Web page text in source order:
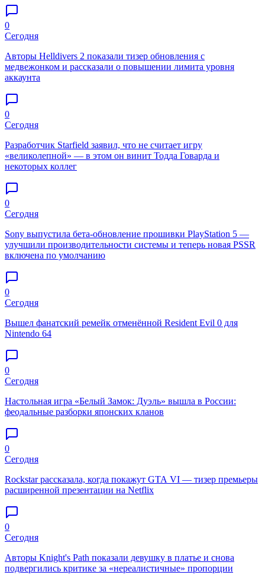
0
Сегодня
Авторы Helldivers 2 показали тизер обновления с
медвежонком и рассказали о повышении лимита уровня
аккаунта
0
Сегодня
Разработчик Starfield заявил, что не считает игру
«великолепной» — в этом он винит Тодда Говарда и
некоторых коллег
0
Сегодня
Sony выпустила бета-обновление прошивки PlayStation 5 —
улучшили производительности системы и теперь новая PSSR
включена по умолчанию
0
Сегодня
Вышел фанатский ремейк отменённой Resident Evil 0 для
Nintendo 64
0
Сегодня
Настольная игра «Белый Замок: Дуэль» вышла в России:
феодальные разборки японских кланов
0
Сегодня
Rockstar рассказала, когда покажут GTA VI — тизер премьеры
расширенной презентации на Netflix
0
Сегодня
Авторы Knight's Path показали девушку в платье и снова
подвергились критике за «нереалистичные» пропорции